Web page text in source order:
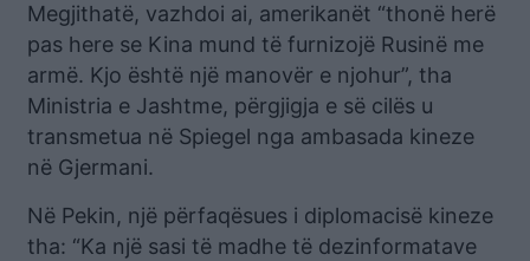
Megjithatë, vazhdoi ai, amerikanët “thonë herë
pas here se Kina mund të furnizojë Rusinë me
armë. Kjo është një manovër e njohur”, tha
Ministria e Jashtme, përgjigja e së cilës u
transmetua në Spiegel nga ambasada kineze
në Gjermani.
Në Pekin, një përfaqësues i diplomacisë kineze
tha: “Ka një sasi të madhe të dezinformatave